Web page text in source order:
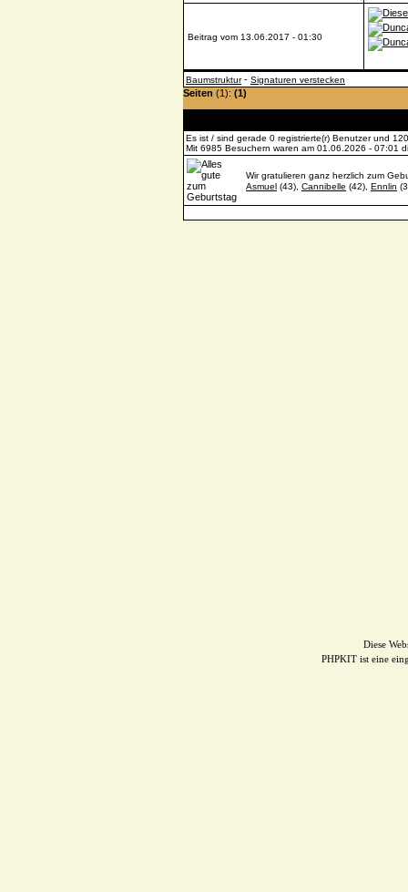
Beitrag vom 13.06.2017 - 01:30
Baumstruktur- Signaturen verstecken
Seiten (1): (1)
Es ist / sind gerade 0 registrierte(r) Benutzer und
Mit 6985 Besuchern waren am 01.06.2026 - 07:01
Wir gratulieren ganz herzlich zum
Asmuel (43), Cannibelle (42), Ennlin
Diese
PHPKIT ist eine